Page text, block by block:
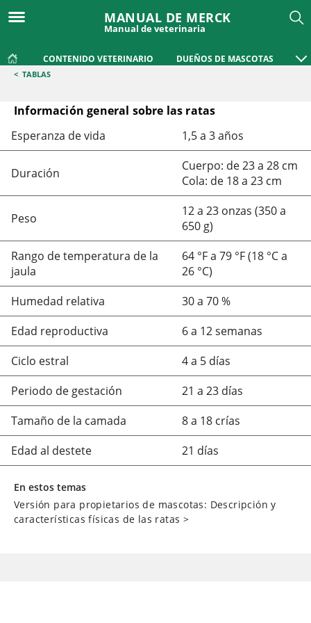
MANUAL DE MERCK
Manual de veterinaria
CONTENIDO VETERINARIO DUEÑOS DE MASCOTAS
< TABLAS
Información general sobre las ratas
Información general sobre las ratas
Esperanza de vida 1,5 a 3 años
Duración
Cuerpo: de 23 a 28 cm
Cola: de 18 a 23 cm
Peso
12 a 23 onzas (350 a
650 g)
Rango de temperatura de la
jaula
64 °F a 79 °F (18 °C a
26 °C)
Humedad relativa
30 a 70 %
Edad reproductiva
6 a 12 semanas
Ciclo estral
4 a 5 días
Periodo de gestación
21 a 23 días
Tamaño de la camada
8 a 18 crías
Edad al destete
21 días
En estos temas
Versión para propietarios de mascotas: Descripción y
características físicas de las ratas >